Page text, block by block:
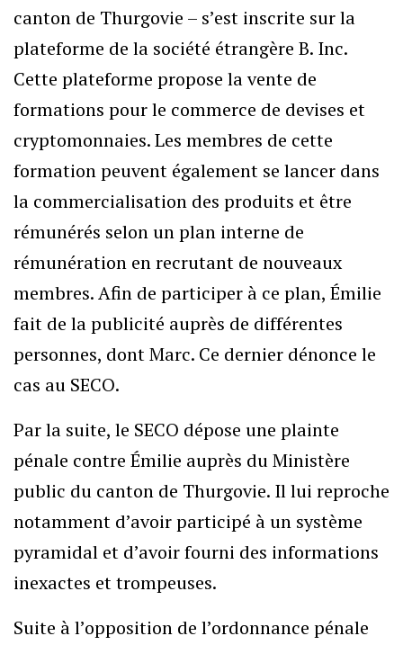
canton de Thurgovie – s’est inscrite sur la
plateforme de la société étrangère B. Inc.
Cette plateforme propose la vente de
formations pour le commerce de devises et
cryptomonnaies. Les membres de cette
formation peuvent également se lancer dans
la commercialisation des produits et être
rémunérés selon un plan interne de
rémunération en recrutant de nouveaux
membres. Afin de participer à ce plan, Émilie
fait de la publicité auprès de différentes
personnes, dont Marc. Ce dernier dénonce le
cas au SECO.
Par la suite, le SECO dépose une plainte
pénale contre Émilie auprès du Ministère
public du canton de Thurgovie. Il lui reproche
notamment d’avoir participé à un système
pyramidal et d’avoir fourni des informations
inexactes et trompeuses.
Suite à l’opposition de l’ordonnance pénale